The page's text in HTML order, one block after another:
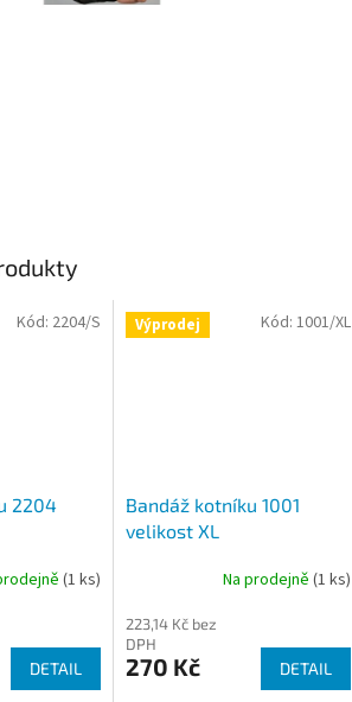
2204
(1 ks)
DETAIL
Kód: 2204/S Výprodej
Bandáž kotníku 1001
velikost XL
Na prodejně (1 ks)
223,14 Kč bez
DPH
270 Kč DETAIL
Kód: 1001/XL